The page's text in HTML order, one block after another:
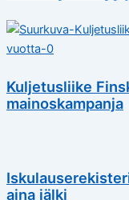
Kuljetusliike
mainoskampanja
aina jälki